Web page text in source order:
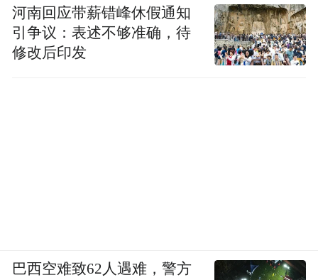
河南回应带薪错峰休假通知
引争议：表述不够准确，待
修改后印发
巴西空难致62人遇难，警方